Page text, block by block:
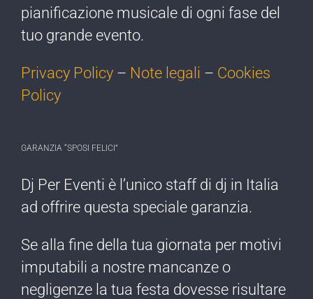
pianificazione musicale di ogni fase del
tuo grande evento.
Privacy Policy – Note legali – Cookies
Policy
GARANZIA “SPOSI FELICI”
Dj Per Eventi è l’​unico staff di dj ​in Italia
ad offrire ​questa speciale garanzia.
Se alla fine della tua giornata per motivi
imputabili a nostre mancanze o
negligenze ​la tua festa dovesse risultare